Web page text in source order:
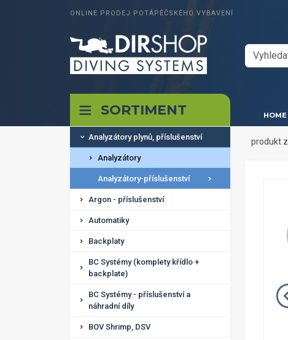
ONLINE PRODEJ POTÁPĚČSKÉHO VYBAVENÍ
SORTIMENT HOME
Analyzátory plynů, příslušenství
Analyzátory
Analyzátory-příslušenství
Argon - příslušenství
Automatiky
Backplaty
BC Systémy (komplety křídlo +
backplate)
BC Systémy - příslušenství a
náhradní díly
BOV Shrimp, DSV
produkt